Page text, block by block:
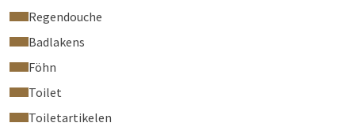
Regendouche
Badlakens
Föhn
Toilet
Toiletartikelen